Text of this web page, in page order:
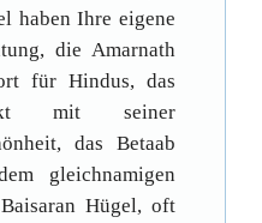
haben Ihre eigene
die Amarnath
für Hindus, das
mit seiner
das Betaab
gleichnamigen
Hügel, oft